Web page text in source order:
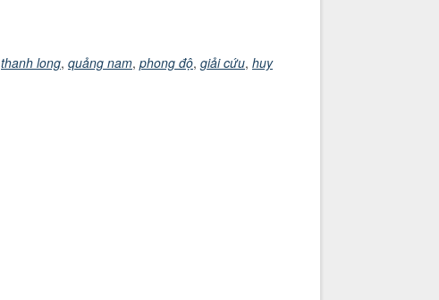
thanh long, quảng nam, phong độ, giải cứu, huy